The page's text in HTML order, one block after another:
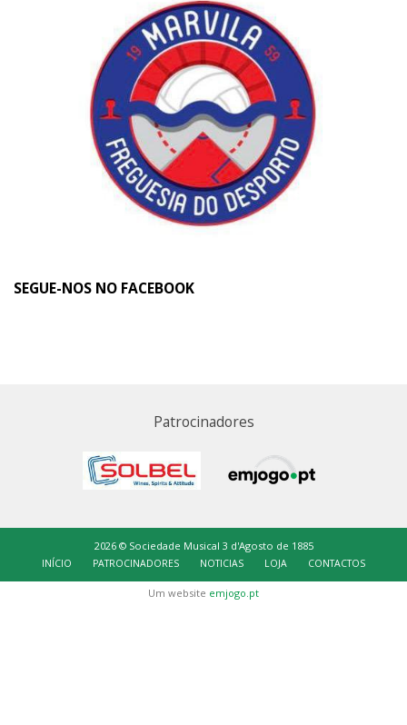
SEGUE-NOS NO FACEBOOK
Patrocinadores
2026 © Sociedade Musical 3 d'Agosto de 1885
INÍCIO PATROCINADORES NOTICIAS LOJA CONTACTOS
Um website emjogo.pt